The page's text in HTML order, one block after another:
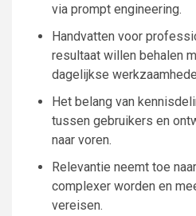
via prompt engineering.
Handvatten voor
resultaat willen behalen
dagelijkse
Het belang van
tussen gebruikers en
naar voren.
Relevantie neemt toe
complexer worden en
vereisen.